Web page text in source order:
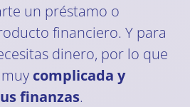
un préstamo o
financiero. Y para
dinero, por lo que
complicada y
finanzas.